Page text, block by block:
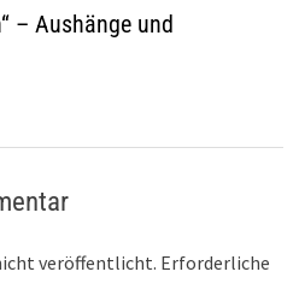
– Aushänge und
veröffentlicht. Erforderliche